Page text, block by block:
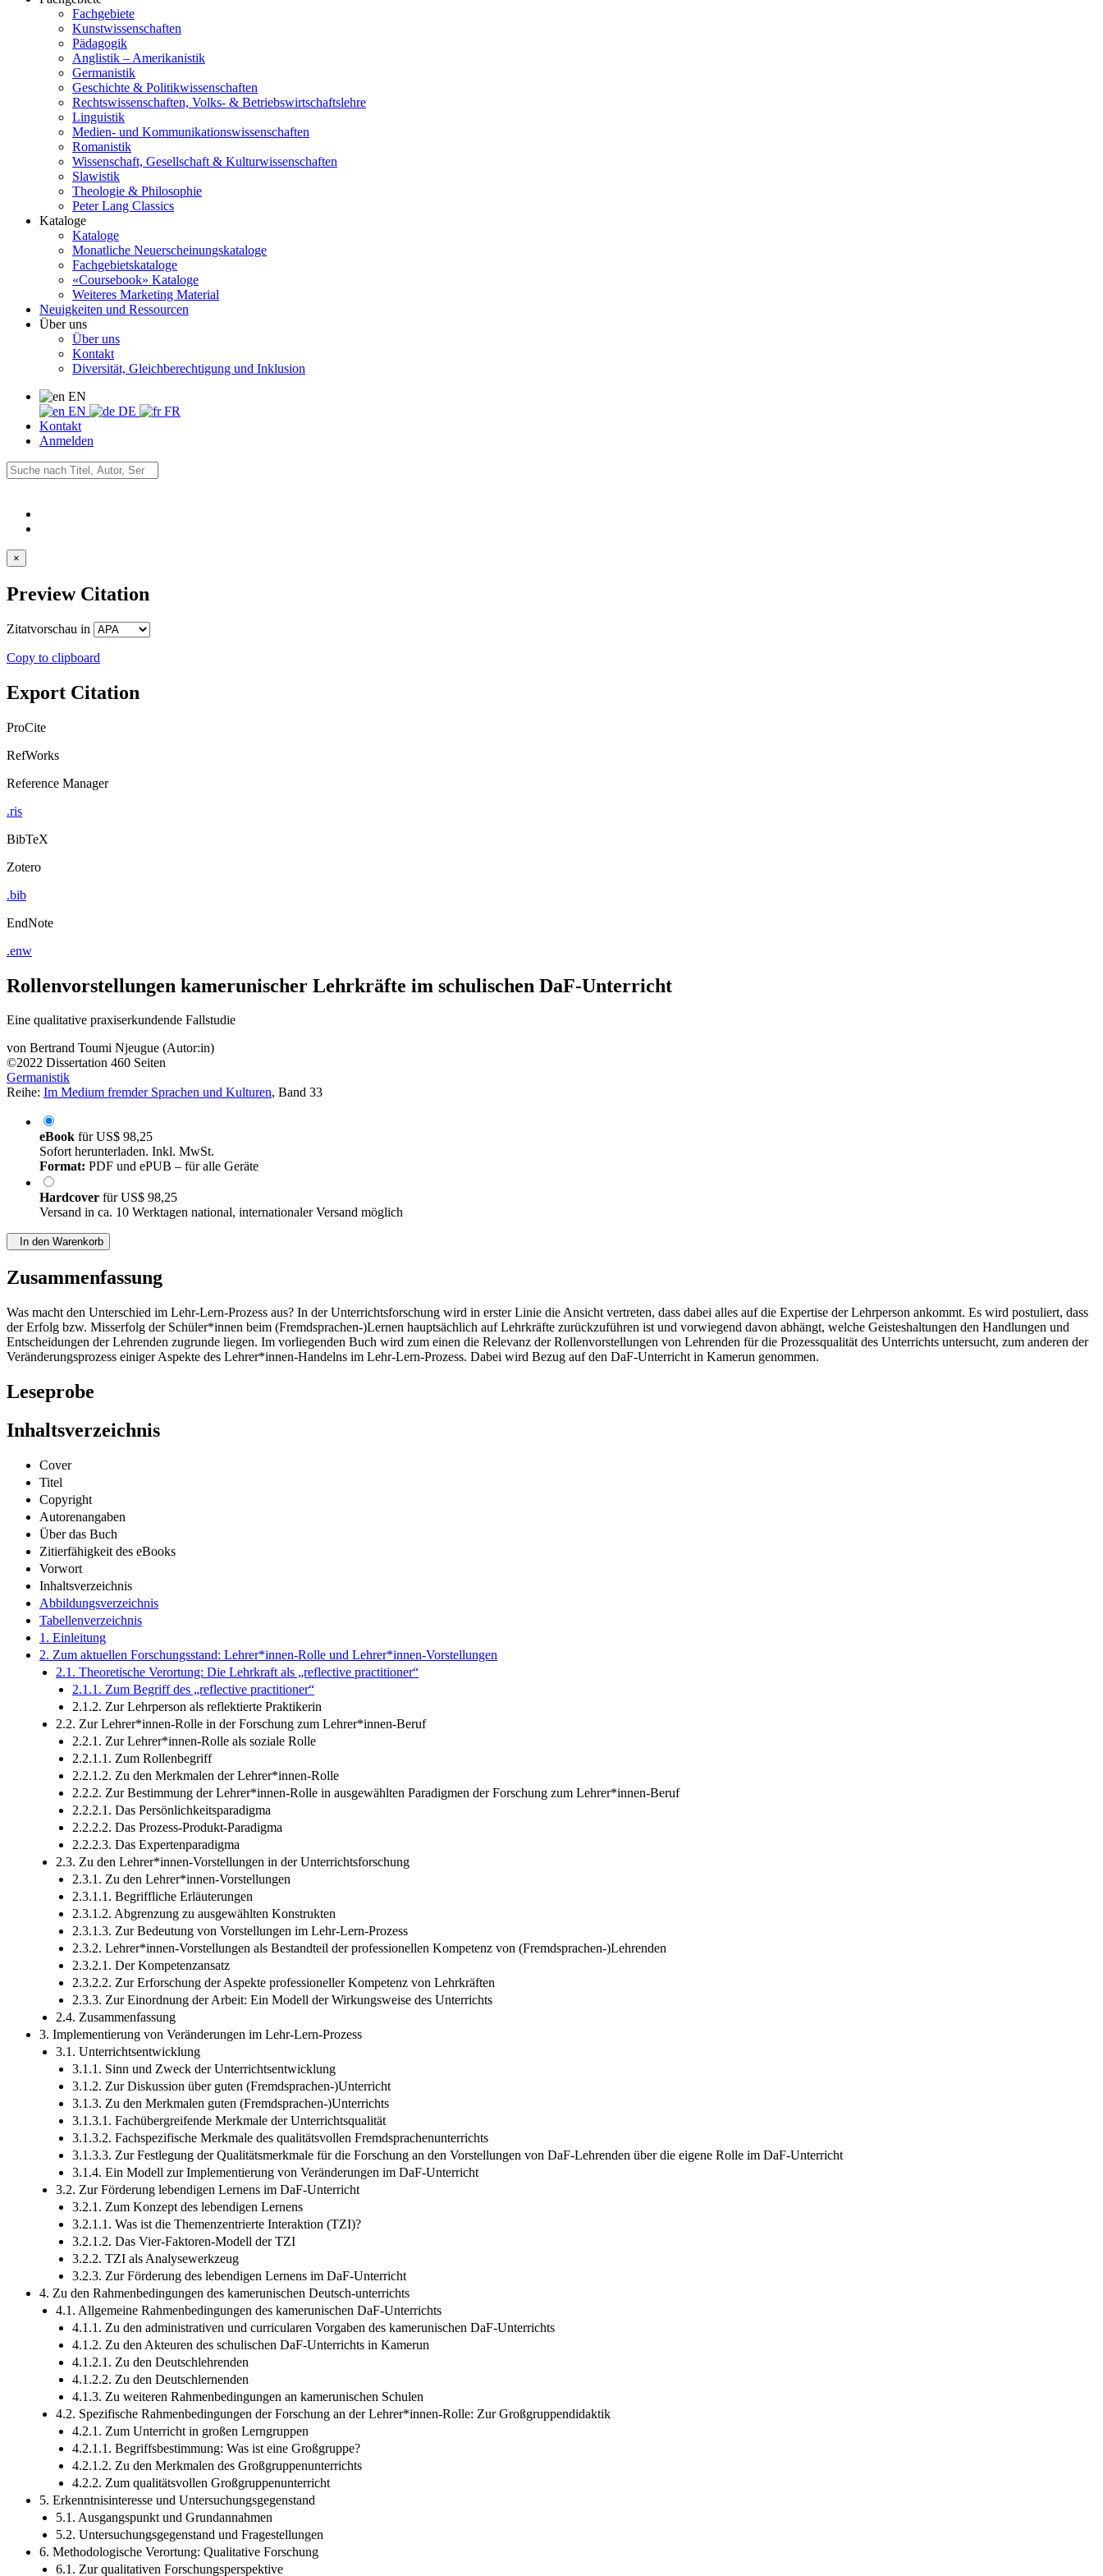
Fachgebiete
Kunstwissenschaften
Pädagogik
Anglistik – Amerikanistik
Germanistik
Geschichte & Politikwissenschaften
Rechtswissenschaften, Volks- & Betriebswirtschaftslehre
Linguistik
Medien- und Kommunikationswissenschaften
Romanistik
Wissenschaft, Gesellschaft & Kulturwissenschaften
Slawistik
Theologie & Philosophie
Peter Lang Classics
Kataloge
Kataloge
Monatliche Neuerscheinungskataloge
Fachgebietskataloge
«Coursebook» Kataloge
Weiteres Marketing Material
Neuigkeiten und Ressourcen
Über uns
Über uns
Kontakt
Diversität, Gleichberechtigung und Inklusion
EN
EN
DE
FR
Kontakt
Anmelden
×
Preview Citation
Zitatvorschau in
Copy to clipboard
Export Citation
ProCite
RefWorks
Reference Manager
.ris
BibTeX
Zotero
.bib
EndNote
.enw
Rollenvorstellungen kamerunischer Lehrkräfte im schulischen DaF-Unterricht
Eine qualitative praxiserkundende Fallstudie
von Bertrand Toumi Njeugue (Autor:in)
©2022 Dissertation 460 Seiten
Germanistik
Reihe: Im Medium fremder Sprachen und Kulturen, Band 33
eBook fürUS$ 98,25
Sofort herunterladen. Inkl. MwSt.
Format: PDF und ePUB – für alle Geräte
Hardcover fürUS$ 98,25
Versand in ca. 10 Werktagen national, internationaler Versand möglich
In den Warenkorb
Zusammenfassung
Was macht den Unterschied im Lehr-Lern-Prozess aus? In der Unterrichtsforschung wird in erster Linie die Ansicht vertreten, dass dabei alles auf die Expertise der Lehrperson ankommt. Es wird postuliert, dass
der Erfolg bzw. Misserfolg der Schüler*innen beim (Fremdsprachen-)Lernen hauptsächlich auf Lehrkräfte zurückzuführen ist und vorwiegend davon abhängt, welche Geisteshaltungen den Handlungen und
Entscheidungen der Lehrenden zugrunde liegen. Im vorliegenden Buch wird zum einen die Relevanz der Rollenvorstellungen von Lehrenden für die Prozessqualität des Unterrichts untersucht, zum anderen der
Veränderungsprozess einiger Aspekte des Lehrer*innen-Handelns im Lehr-Lern-Prozess. Dabei wird Bezug auf den DaF-Unterricht in Kamerun genommen.
Leseprobe
Inhaltsverzeichnis
Cover
Titel
Copyright
Autorenangaben
Über das Buch
Zitierfähigkeit des eBooks
Vorwort
Inhaltsverzeichnis
Abbildungsverzeichnis
Tabellenverzeichnis
1. Einleitung
2. Zum aktuellen Forschungsstand: Lehrer*innen-Rolle und Lehrer*innen-Vorstellungen
2.1. Theoretische Verortung: Die Lehrkraft als „reflective practitioner“
2.1.1. Zum Begriff des „reflective practitioner“
2.1.2. Zur Lehrperson als reflektierte Praktikerin
2.2. Zur Lehrer*innen-Rolle in der Forschung zum Lehrer*innen-Beruf
2.2.1. Zur Lehrer*innen-Rolle als soziale Rolle
2.2.1.1. Zum Rollenbegriff
2.2.1.2. Zu den Merkmalen der Lehrer*innen-Rolle
2.2.2. Zur Bestimmung der Lehrer*innen-Rolle in ausgewählten Paradigmen der Forschung zum Lehrer*innen-Beruf
2.2.2.1. Das Persönlichkeitsparadigma
2.2.2.2. Das Prozess-Produkt-Paradigma
2.2.2.3. Das Expertenparadigma
2.3. Zu den Lehrer*innen-Vorstellungen in der Unterrichtsforschung
2.3.1. Zu den Lehrer*innen-Vorstellungen
2.3.1.1. Begriffliche Erläuterungen
2.3.1.2. Abgrenzung zu ausgewählten Konstrukten
2.3.1.3. Zur Bedeutung von Vorstellungen im Lehr-Lern-Prozess
2.3.2. Lehrer*innen-Vorstellungen als Bestandteil der professionellen Kompetenz von (Fremdsprachen-)Lehrenden
2.3.2.1. Der Kompetenzansatz
2.3.2.2. Zur Erforschung der Aspekte professioneller Kompetenz von Lehrkräften
2.3.3. Zur Einordnung der Arbeit: Ein Modell der Wirkungsweise des Unterrichts
2.4. Zusammenfassung
3. Implementierung von Veränderungen im Lehr-Lern-Prozess
3.1. Unterrichtsentwicklung
3.1.1. Sinn und Zweck der Unterrichtsentwicklung
3.1.2. Zur Diskussion über guten (Fremdsprachen-)Unterricht
3.1.3. Zu den Merkmalen guten (Fremdsprachen-)Unterrichts
3.1.3.1. Fachübergreifende Merkmale der Unterrichtsqualität
3.1.3.2. Fachspezifische Merkmale des qualitätsvollen Fremdsprachenunterrichts
3.1.3.3. Zur Festlegung der Qualitätsmerkmale für die Forschung an den Vorstellungen von DaF-Lehrenden über die eigene Rolle im DaF-Unterricht
3.1.4. Ein Modell zur Implementierung von Veränderungen im DaF-Unterricht
3.2. Zur Förderung lebendigen Lernens im DaF-Unterricht
3.2.1. Zum Konzept des lebendigen Lernens
3.2.1.1. Was ist die Themenzentrierte Interaktion (TZI)?
3.2.1.2. Das Vier-Faktoren-Modell der TZI
3.2.2. TZI als Analysewerkzeug
3.2.3. Zur Förderung des lebendigen Lernens im DaF-Unterricht
4. Zu den Rahmenbedingungen des kamerunischen Deutsch-unterrichts
4.1. Allgemeine Rahmenbedingungen des kamerunischen DaF-Unterrichts
4.1.1. Zu den administrativen und curricularen Vorgaben des kamerunischen DaF-Unterrichts
4.1.2. Zu den Akteuren des schulischen DaF-Unterrichts in Kamerun
4.1.2.1. Zu den Deutschlehrenden
4.1.2.2. Zu den Deutschlernenden
4.1.3. Zu weiteren Rahmenbedingungen an kamerunischen Schulen
4.2. Spezifische Rahmenbedingungen der Forschung an der Lehrer*innen-Rolle: Zur Großgruppendidaktik
4.2.1. Zum Unterricht in großen Lerngruppen
4.2.1.1. Begriffsbestimmung: Was ist eine Großgruppe?
4.2.1.2. Zu den Merkmalen des Großgruppenunterrichts
4.2.2. Zum qualitätsvollen Großgruppenunterricht
5. Erkenntnisinteresse und Untersuchungsgegenstand
5.1. Ausgangspunkt und Grundannahmen
5.2. Untersuchungsgegenstand und Fragestellungen
6. Methodologische Verortung: Qualitative Forschung
6.1. Zur qualitativen Forschungsperspektive